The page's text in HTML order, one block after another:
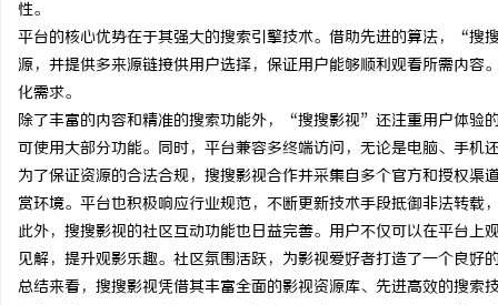
性。
平台的核心优势在于其强大的搜索引擎技术。借助先进的算法，“
源，并提供多来源链接供用户选择，保证用户能够顺利观看所需内
化需求。
除了丰富的内容和精准的搜索功能外，“搜搜影视”还注重用户体验
可使用大部分功能。同时，平台兼容多终端访问，无论是电脑、手机
为了保证资源的合法合规，搜搜影视合作并采集自多个官方和授权
赏环境。平台也积极响应行业规范，不断更新技术手段抵御非法转载
此外，搜搜影视的社区互动功能也日益完善。用户不仅可以在平台
见解，提升观影乐趣。社区氛围活跃，为影视爱好者打造了一个良好
总结来看，搜搜影视凭借其丰富全面的影视资源库、先进高效的搜